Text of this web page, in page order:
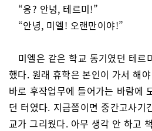
“응? 안녕, 테르미!”
“안녕, 미엘! 오랜만이야!”
미엘은 같은 학교 동기였던 테르
했다. 원래 휴학은 본인이 가서 해
바로 후작업무에 들어가는 바람에
던 터였다. 지금쯤이면 중간고사기
교가 그리웠다. 아무 생각 안 하고